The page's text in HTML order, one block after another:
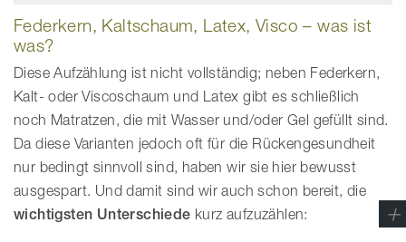
Federkern, Kaltschaum, Latex, Visco – was ist
was?
Diese Aufzählung ist nicht vollständig; neben Federkern,
Kalt- oder Viscoschaum und Latex gibt es schließlich
noch Matratzen, die mit Wasser und/oder Gel gefüllt sind.
Da diese Varianten jedoch oft für die Rückengesundheit
nur bedingt sinnvoll sind, haben wir sie hier bewusst
ausgespart. Und damit sind wir auch schon bereit, die
wichtigsten Unterschiede kurz aufzuzählen: